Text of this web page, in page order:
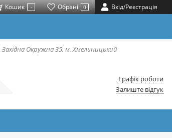
Кошик - Обрані 0 Вхід/Реєстрація
Західна Окружна 35, м. Хмельницький
Графік роботи
Залиште відгук